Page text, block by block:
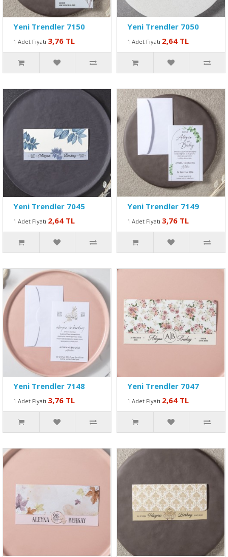
Yeni Trendler 7150
1 Adet Fiyatı 3,76 TL
Yeni Trendler 7050
1 Adet Fiyatı 2,64 TL
Yeni Trendler 7045
1 Adet Fiyatı 2,64 TL
Yeni Trendler 7149
1 Adet Fiyatı 3,76 TL
Yeni Trendler 7148
1 Adet Fiyatı 3,76 TL
Yeni Trendler 7047
1 Adet Fiyatı 2,64 TL